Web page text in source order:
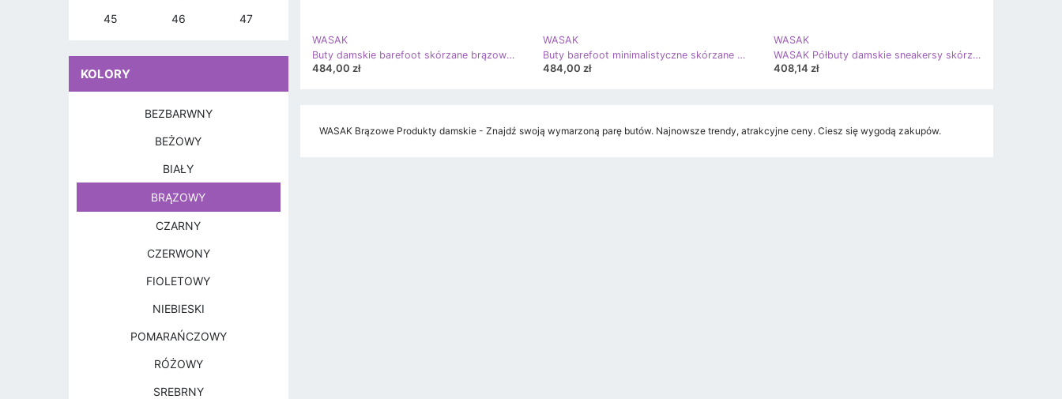
WASAK
Buty damskie barefoot skórzane brązowe 0772W WASAK – minimalistyczne obuwie naturalne
484,00 zł
WASAK
Buty barefoot minimalistyczne skórzane WASAK 0744W brązowe
484,00 zł
WASAK
WASAK Półbuty damskie sneakersy skórzane 0675W brązowe
408,14 zł
WASAK Brązowe Produkty damskie - Znajdź swoją wymarzoną parę butów. Najnowsze trendy, atrakcyjne ceny. Ciesz się wygodą zakupów.
45 46 47
KOLORY
BEZBARWNY
BEŻOWY
BIAŁY
BRĄZOWY
CZARNY
CZERWONY
FIOLETOWY
NIEBIESKI
POMARAŃCZOWY
RÓŻOWY
SREBRNY